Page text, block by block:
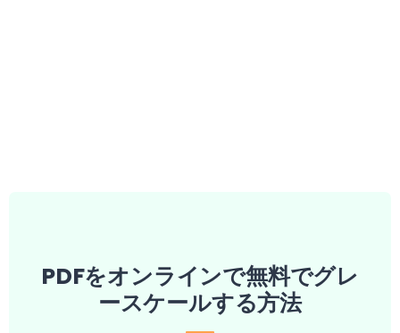
PDFをオンラインで無料でグレ
ースケールする方法